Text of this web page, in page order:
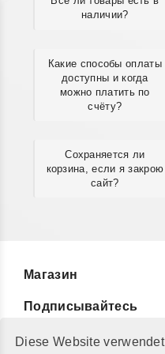
Diese Website
наличии?
Какие способы оплаты
доступны и когда
можно платить по
счёту?
Сохраняется ли
корзина, если я закрою
сайт?
Магазин
Подписывайтесь
Информируем Вас